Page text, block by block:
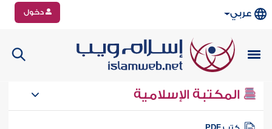
عربي دخول
المكتبة الإسلامية